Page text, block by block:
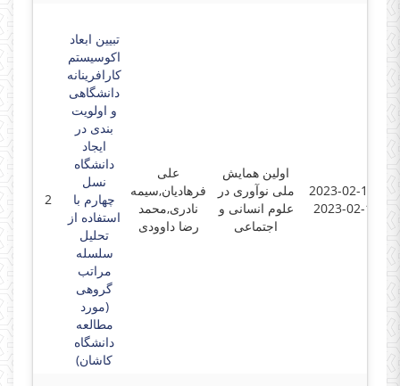
2
تبیین ابعاد
اکوسیستم
کارافرینانه
دانشگاهی
و اولویت
بندی در
ایجاد
دانشگاه
نسل
چهارم با
استفاده از
تحلیل
سلسله
مراتب
گروهی
(مورد
مطالعه
دانشگاه
کاشان)
علی
فرهادیان,سیمه
نادری,محمد
رضا داوودی
اولین همایش
ملی نوآوری در
علوم انسانی و
اجتماعی
2023-02-15 -
2023-02-15